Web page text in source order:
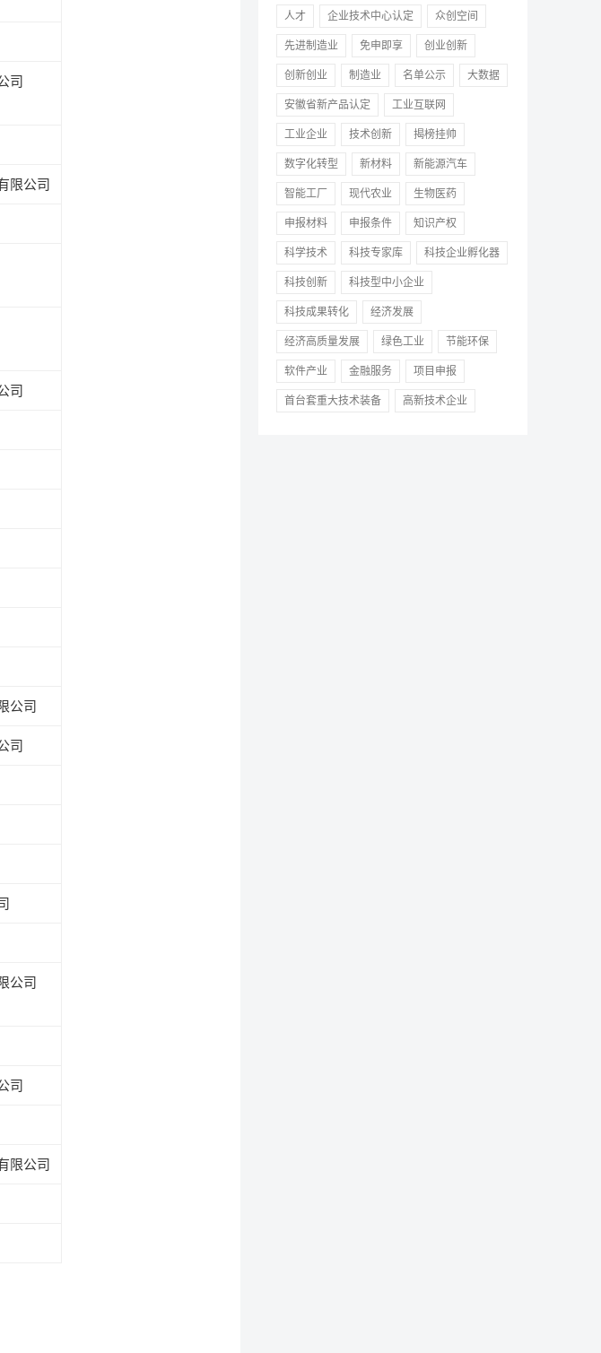
司
限公司
司
公司
司
公司
司
限公司
人才 企业技术中心认定 众创空间
先进制造业 免申即享 创业创新
创新创业 制造业 名单公示 大数据
安徽省新产品认定 工业互联网
工业企业 技术创新 揭榜挂帅
数字化转型 新材料 新能源汽车
智能工厂 现代农业 生物医药
申报材料 申报条件 知识产权
科学技术 科技专家库 科技企业孵化器
科技创新 科技型中小企业
科技成果转化 经济发展
经济高质量发展 绿色工业 节能环保
软件产业 金融服务 项目申报
首台套重大技术装备 高新技术企业